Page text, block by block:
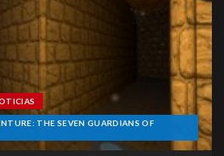
THE SEVEN GUARDIANS OF